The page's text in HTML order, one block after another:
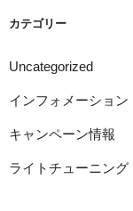
カテゴリー
Uncategorized
インフォメーション
キャンペーン情報
ライトチューニング